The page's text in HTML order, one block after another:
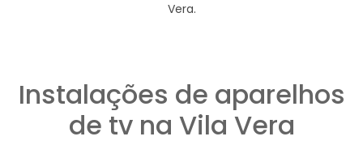
Vera.
Instalações de aparelhos
de tv na Vila Vera